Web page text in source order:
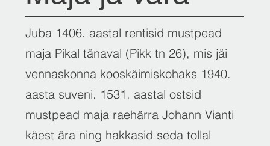
Juba 1406. aastal rentisid mustpead
maja Pikal tänaval (Pikk tn 26), mis jäi
vennaskonna kooskäimiskohaks 1940.
aasta suveni. 1531. aastal ostsid
mustpead maja raehärra Johann Vianti
käest ära ning hakkasid seda tollal